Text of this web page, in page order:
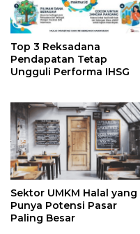
Top 3 Reksadana
Pendapatan Tetap
Ungguli Performa IHSG
Sektor UMKM Halal yang
Punya Potensi Pasar
Paling Besar